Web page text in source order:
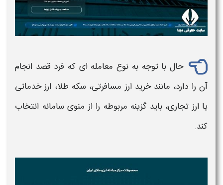
حال با توجه به نوع معامله‌ ای که فرد قصد انجام
آن را دارد، مانندخرید ارز مسافرتی، سکه طلا، ارزخدماتی
یاارز تجاری، باید گزینه مربوطه را از منوی سامانه انتخاب
کند.